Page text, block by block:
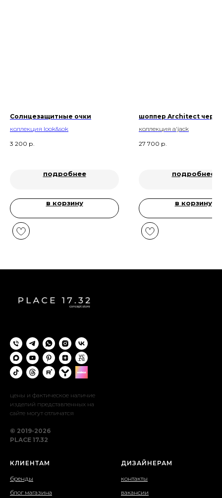
Солнцезащитные очки
коллекция look&sok
3 200 р.
подробнее
в корзину
шоппер Architect
коллекция a'jack
27 700 р.
подробнее
в корзину
цены и фактическое наличие
изделий представленных на
сайте могут отличатся
© 2019-2026
PLACE 17.32
КЛИЕНТАМ
бренды
блог магазина
ДИЗАЙНЕРАМ
контакты
вакансии